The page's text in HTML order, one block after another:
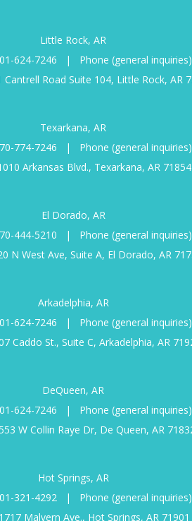
Little Rock, AR
624-7246 | Phone (general
Cantrell Road Suite 104, Little Rock, AR
Texarkana, AR
774-7246 | Phone (general
Arkansas Blvd., Texarkana, AR 71854
El Dorado, AR
444-5210 | Phone (general
N West Ave, Suite A, El Dorado, AR
Arkadelphia, AR
624-7246 | Phone (general
Caddo St., Suite C, Arkadelphia, AR
DeQueen, AR
624-7246 | Phone (general
W Collin Raye Dr, De Queen, AR
Hot Springs, AR
321-4292 | Phone (general
Malvern Ave., Hot Springs, AR 71901